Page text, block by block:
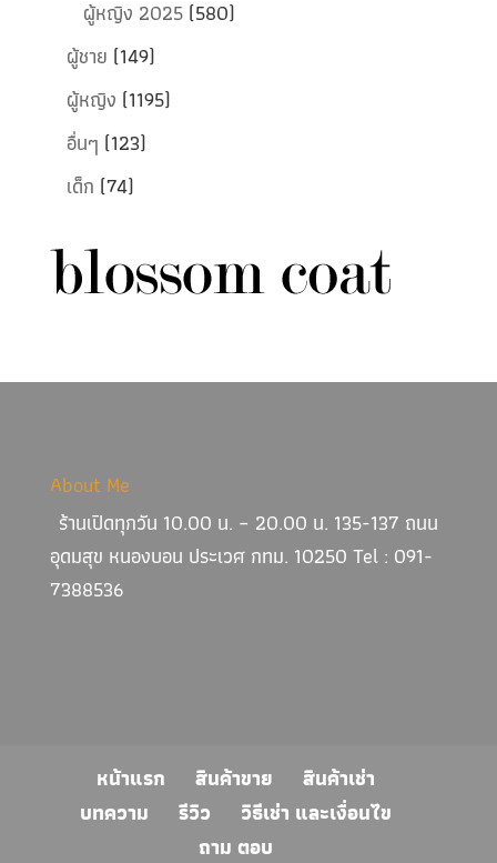
ผู้หญิง 2025 (580)
ผู้ชาย (149)
ผู้หญิง (1195)
อื่นๆ (123)
เด็ก (74)
About Me
ร้านเปิดทุกวัน 10.00 น. – 20.00 น. 135-137 ถนน
อุดมสุข หนองบอน ประเวศ กทม. 10250 Tel : 091-
7388536
หน้าแรก สินค้าขาย
สินค้าเช่า
บทความ
รีวิว
วิธีเช่า และเงื่อนไข
ถาม ตอบ